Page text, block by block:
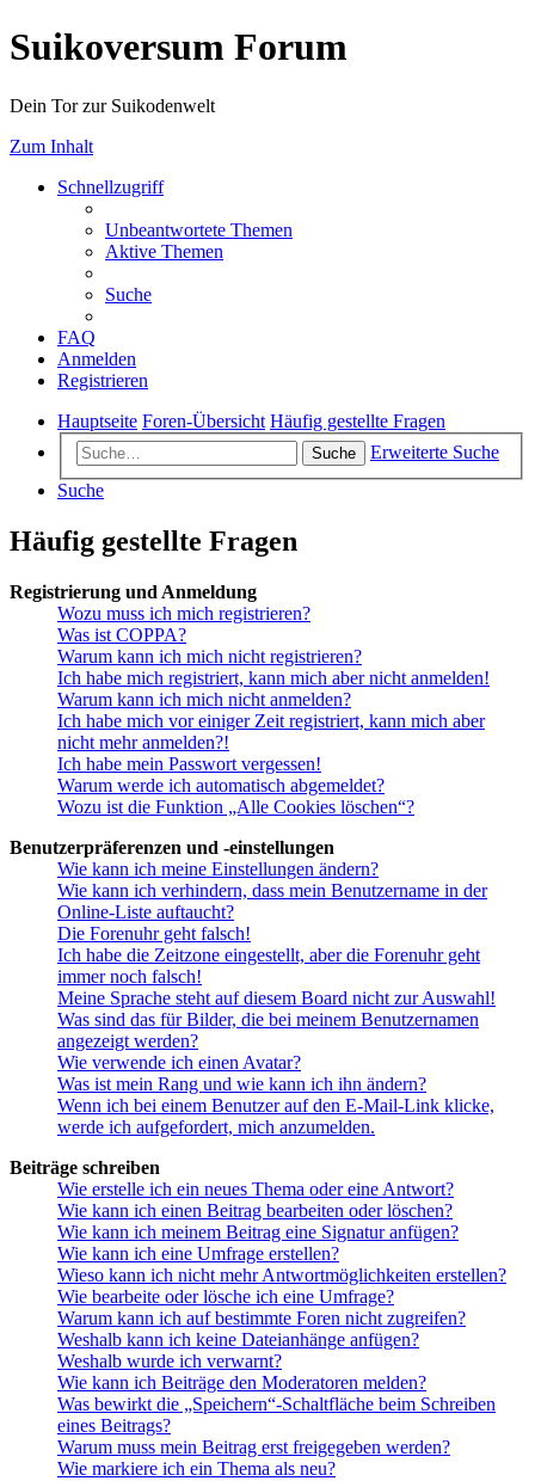
Suikoversum Forum
Dein Tor zur Suikodenwelt
Zum Inhalt
Schnellzugriff
Unbeantwortete Themen
Aktive Themen
Suche
FAQ
Anmelden
Registrieren
Hauptseite Foren-Übersicht Häufig gestellte Fragen
Suche
Erweiterte Suche
Suche
Häufig gestellte Fragen
Registrierung und Anmeldung
Wozu muss ich mich registrieren?
Was ist COPPA?
Warum kann ich mich nicht registrieren?
Ich habe mich registriert, kann mich aber nicht anmelden!
Warum kann ich mich nicht anmelden?
Ich habe mich vor einiger Zeit registriert, kann mich aber
nicht mehr anmelden?!
Ich habe mein Passwort vergessen!
Warum werde ich automatisch abgemeldet?
Wozu ist die Funktion „Alle Cookies löschen“?
Benutzerpräferenzen und -einstellungen
Wie kann ich meine Einstellungen ändern?
Wie kann ich verhindern, dass mein Benutzername in der
Online-Liste auftaucht?
Die Forenuhr geht falsch!
Ich habe die Zeitzone eingestellt, aber die Forenuhr geht
immer noch falsch!
Meine Sprache steht auf diesem Board nicht zur Auswahl!
Was sind das für Bilder, die bei meinem Benutzernamen
angezeigt werden?
Wie verwende ich einen Avatar?
Was ist mein Rang und wie kann ich ihn ändern?
Wenn ich bei einem Benutzer auf den E-Mail-Link klicke,
werde ich aufgefordert, mich anzumelden.
Beiträge schreiben
Wie erstelle ich ein neues Thema oder eine Antwort?
Wie kann ich einen Beitrag bearbeiten oder löschen?
Wie kann ich meinem Beitrag eine Signatur anfügen?
Wie kann ich eine Umfrage erstellen?
Wieso kann ich nicht mehr Antwortmöglichkeiten erstellen?
Wie bearbeite oder lösche ich eine Umfrage?
Warum kann ich auf bestimmte Foren nicht zugreifen?
Weshalb kann ich keine Dateianhänge anfügen?
Weshalb wurde ich verwarnt?
Wie kann ich Beiträge den Moderatoren melden?
Was bewirkt die „Speichern“-Schaltfläche beim Schreiben
eines Beitrags?
Warum muss mein Beitrag erst freigegeben werden?
Wie markiere ich ein Thema als neu?